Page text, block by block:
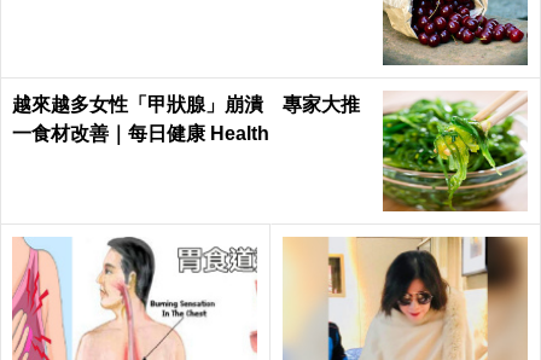
越來越多女性「甲狀腺」崩潰 專家大推
一食材改善｜每日健康 Health